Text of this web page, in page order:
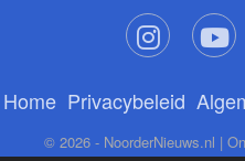
Home Privacybeleid
© 2026 - NoorderNieuws.nl |